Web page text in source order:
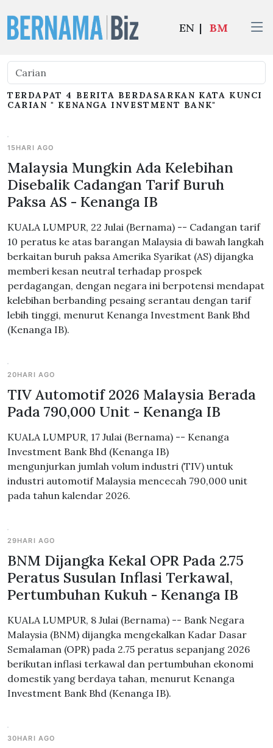
EN | BM
TERDAPAT 4 BERITA BERDASARKAN KATA KUNCI
CARIAN " KENANGA INVESTMENT BANK"
15HARI AGO
Malaysia Mungkin Ada Kelebihan
Disebalik Cadangan Tarif Buruh
Paksa AS - Kenanga IB
KUALA LUMPUR, 22 Julai (Bernama) -- Cadangan tarif
10 peratus ke atas barangan Malaysia di bawah langkah
berkaitan buruh paksa Amerika Syarikat (AS) dijangka
memberi kesan neutral terhadap prospek
perdagangan, dengan negara ini berpotensi mendapat
kelebihan berbanding pesaing serantau dengan tarif
lebih tinggi, menurut Kenanga Investment Bank Bhd
(Kenanga IB).
20HARI AGO
TIV Automotif 2026 Malaysia Berada
Pada 790,000 Unit - Kenanga IB
KUALA LUMPUR, 17 Julai (Bernama) -- Kenanga
Investment Bank Bhd (Kenanga IB)
mengunjurkan jumlah volum industri (TIV) untuk
industri automotif Malaysia mencecah 790,000 unit
pada tahun kalendar 2026.
29HARI AGO
BNM Dijangka Kekal OPR Pada 2.75
Peratus Susulan Inflasi Terkawal,
Pertumbuhan Kukuh - Kenanga IB
KUALA LUMPUR, 8 Julai (Bernama) -- Bank Negara
Malaysia (BNM) dijangka mengekalkan Kadar Dasar
Semalaman (OPR) pada 2.75 peratus sepanjang 2026
berikutan inflasi terkawal dan pertumbuhan ekonomi
domestik yang berdaya tahan, menurut Kenanga
Investment Bank Bhd (Kenanga IB).
30HARI AGO